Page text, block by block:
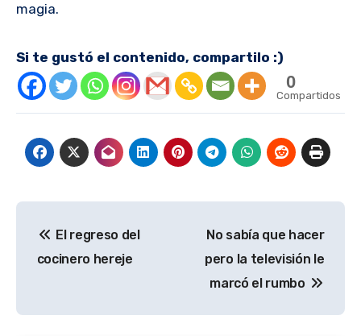
magia.
Si te gustó el contenido, compartilo :)
0
Compartidos
de
El regreso del
cocinero hereje
No sabía que hacer
pero la televisión le
marcó el rumbo